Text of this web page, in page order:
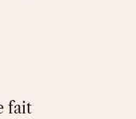
fait